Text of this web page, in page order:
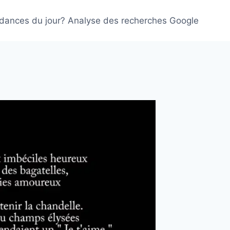
du jour? Analyse des recherches Google